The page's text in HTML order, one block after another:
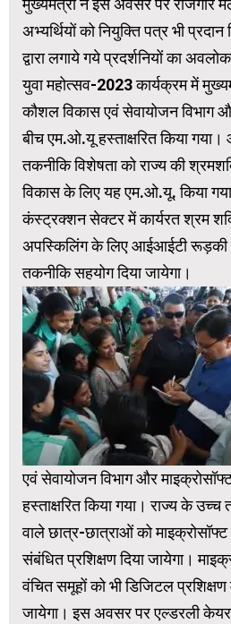
मुख्यमंत्री ने इस अवसर पर रोजगार
अभ्यर्थियों को नियुक्ति पत्र भी प्रदान
द्वारा लगाये गये प्रदर्शनियों का
युवा महोत्सव-2023 कार्यक्रम में
कौशल विकास एवं सेवायोजन
बीच एम.ओ.यू हस्ताक्षरित किया
तकनीकि विशेषता को राज्य की
विकास के लिए यह एम.ओ.यू. किया
कंस्ट्रक्शन सेक्टर में कार्यरत श्रम
अपस्किलिंग के लिए आईआईटी रूड़की
तकनीकि सहयोग दिया जायेगा।
एवं सेवायोजन विभाग और
हस्ताक्षरित किया गया। राज्य के
वाले छात्र-छात्राओं को माइक्रोसॉफ्ट
संबंधित प्रशिक्षण दिया जायेगा।
वंचित समूहों को भी डिजिटल
जायेगा। इस अवसर पर एल्डरली